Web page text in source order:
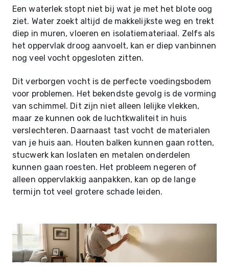
Een waterlek stopt niet bij wat je met het blote oog
ziet. Water zoekt altijd de makkelijkste weg en trekt
diep in muren, vloeren en isolatiemateriaal. Zelfs als
het oppervlak droog aanvoelt, kan er diep vanbinnen
nog veel vocht opgesloten zitten.
Dit verborgen vocht is de perfecte voedingsbodem
voor problemen. Het bekendste gevolg is de vorming
van schimmel. Dit zijn niet alleen lelijke vlekken,
maar ze kunnen ook de luchtkwaliteit in huis
verslechteren. Daarnaast tast vocht de materialen
van je huis aan. Houten balken kunnen gaan rotten,
stucwerk kan loslaten en metalen onderdelen
kunnen gaan roesten. Het probleem negeren of
alleen oppervlakkig aanpakken, kan op de lange
termijn tot veel grotere schade leiden.